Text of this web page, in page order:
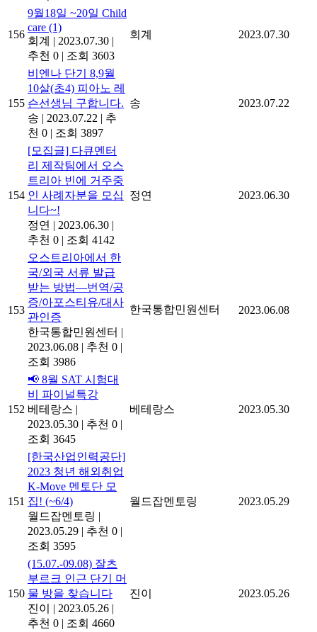
156
9월18일 ~20일 Child
care (1)
회계 | 2023.07.30 |
추천 0 | 조회 3603
회계 2023.07.30
155
비엔나 단기 8,9월
10살(초4) 피아노 레
슨선생님 구합니다.
송 | 2023.07.22 | 추
천 0 | 조회 3897
송 2023.07.22
154
[모집글] 다큐멘터
리 제작팀에서 오스
트리아 빈에 거주중
인 사례자분을 모십
니다~!
정연 | 2023.06.30 |
추천 0 | 조회 4142
정연 2023.06.30
153
오스트리아에서 한
국/외국 서류 발급
받는 방법―번역/공
증/아포스티유/대사
관인증
한국통합민원센터 |
2023.06.08 | 추천 0 |
조회 3986
한국통합민원센터 2023.06.08
152
📢 8월 SAT 시험대
비 파이널특강
베테랑스 |
2023.05.30 | 추천 0 |
조회 3645
베테랑스 2023.05.30
151
[한국산업인력공단]
2023 청년 해외취업
K-Move 멘토단 모
집! (~6/4)
월드잡멘토링 |
2023.05.29 | 추천 0 |
조회 3595
월드잡멘토링 2023.05.29
150
(15.07.-09.08) 잘츠
부르크 인근 단기 머
물 방을 찾습니다
진이
| 2023.05.26 |
추천 0 | 조회 4660
진이 2023.05.26